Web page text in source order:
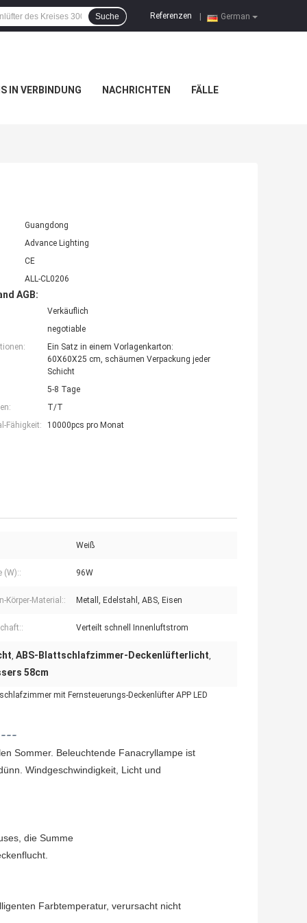
German
Referenzen
Suche
IN VERBINDUNG NACHRICHTEN FÄLLE
Guangdong
Advance Lighting
CE
ALL-CL0206
AGB:
Verkäuflich
negotiable
Ein Satz in einem Vorlagenkarton:
60X60X25 cm, schäumen Verpackung jeder
Schicht
5-8 Tage
T/T
Fähigkeit:
10000pcs pro Monat
Weiß
(W):: 96W
Körper-Material:: Metall, Edelstahl, ABS, Eisen
Verteilt schnell Innenluftstrom
, ABS-Blattschlafzimmer-Deckenlüfterlicht,
58cm
mit Fernsteuerungs-Deckenlüfter APP LED
Sommer. Beleuchtende Fanacryllampe ist
Windgeschwindigkeit, Licht und
die Summe
Farbtemperatur, verursacht nicht